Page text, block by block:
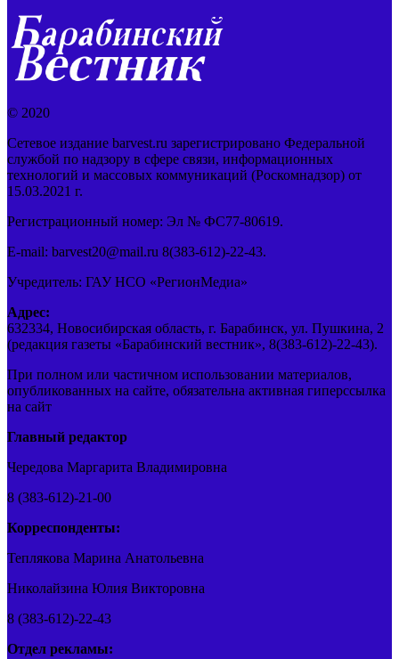
© 2020
Сетевое издание barvest.ru зарегистрировано Федеральной
службой по надзору в сфере связи, информационных
технологий и массовых коммуникаций (Роскомнадзор) от
15.03.2021 г.
Регистрационный номер: Эл № ФС77-80619.
E-mail: barvest20@mail.ru 8(383-612)-22-43.
Учредитель: ГАУ НСО «РегионМедиа»
Адрес:
632334, Новосибирская область, г. Барабинск, ул. Пушкина, 2
(редакция газеты «Барабинский вестник», 8(383-612)-22-43).
При полном или частичном использовании материалов,
опубликованных на сайте, обязательна активная гиперссылка
на сайт
Главный редактор
Чередова Маргарита Владимировна
8 (383-612)-21-00
Корреспонденты:
Теплякова Марина Анатольевна
Николайзина Юлия Викторовна
8 (383-612)-22-43
Отдел рекламы: